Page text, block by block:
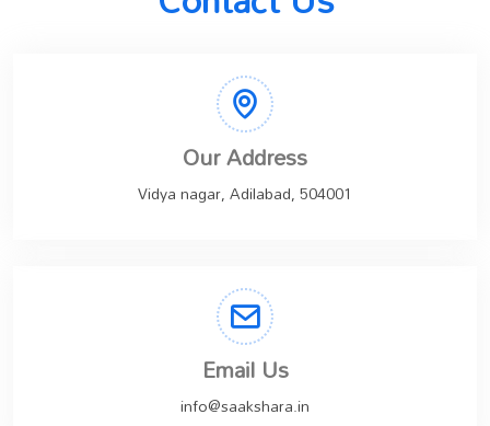
Our Address
Vidya nagar, Adilabad, 504001
Email Us
info@saakshara.in